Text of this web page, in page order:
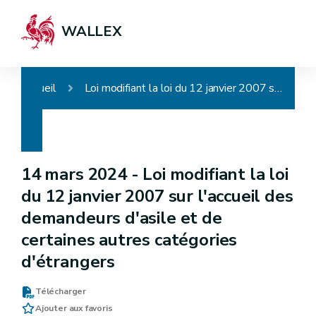
WALLEX
Accueil Loi modifiant la loi du 12 janvier 2007 sur l'accueil des demandeurs d'asile et de certaines autres catégories d'étrangers
14 mars 2024 - Loi modifiant la loi
du 12 janvier 2007 sur l'accueil des
demandeurs d'asile et de
certaines autres catégories
d'étrangers
Télécharger
Ajouter aux favoris